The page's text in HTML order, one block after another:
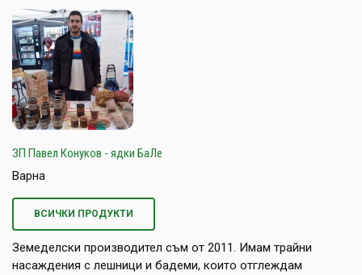
ЗП Павел Конуков - ядки БаЛе
Варна
ВСИЧКИ ПРОДУКТИ
Земеделски производител съм от 2011. Имам трайни
насаждения с лешници и бадеми, които отглеждам